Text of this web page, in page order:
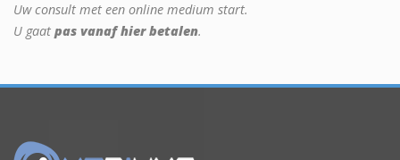
Uw consult met een online medium start.
U gaat pas vanaf hier betalen.